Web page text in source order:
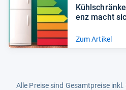
enz macht
Zum Artikel
Alle Preise sind Gesamtpreise